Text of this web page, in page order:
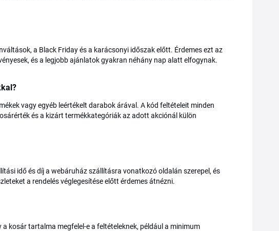
a Black Friday és a karácsonyi időszak előtt. Érdemes ezt az
és a legjobb ajánlatok gyakran néhány nap alatt elfogynak.
vagy egyéb leértékelt darabok árával. A kód feltételeit minden
és a kizárt termékkategóriák az adott akciónál külön
idő és díj a webáruház szállításra vonatkozó oldalán szerepel, és
a rendelés véglegesítése előtt érdemes átnézni.
kosár tartalma megfelel-e a feltételeknek, például a minimum